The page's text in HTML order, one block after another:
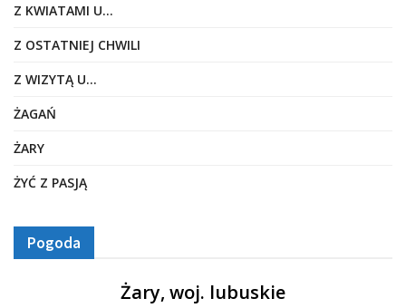
Z KWIATAMI U…
Z OSTATNIEJ CHWILI
Z WIZYTĄ U…
ŻAGAŃ
ŻARY
ŻYĆ Z PASJĄ
Pogoda
Żary, woj. lubuskie